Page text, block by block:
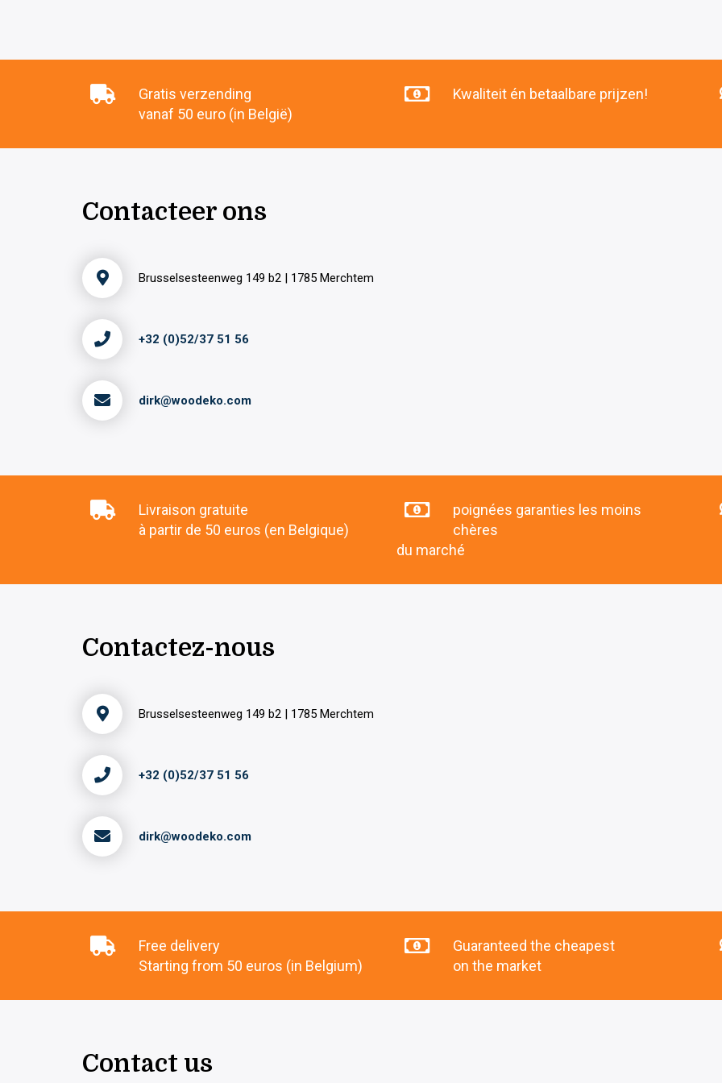
Gratis verzending
vanaf 50 euro (in België)
Kwaliteit én betaalbare prijzen!
Contacteer ons
Brusselsesteenweg 149 b2 | 1785 Merchtem
+32 (0)52/37 51 56
dirk@woodeko.com
Livraison gratuite
à partir de 50 euros (en Belgique)
poignées garanties les moins
chères
du marché
Contactez-nous
Brusselsesteenweg 149 b2 | 1785 Merchtem
+32 (0)52/37 51 56
dirk@woodeko.com
Free delivery
Starting from 50 euros (in Belgium)
Guaranteed the cheapest
on the market
Contact us